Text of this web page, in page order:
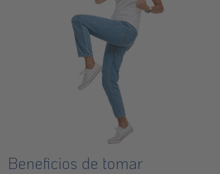
Beneficios de tomar